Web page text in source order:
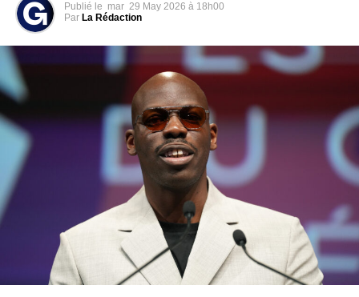
Publié le mar 29 May 2026 à 18h00
Par La Rédaction